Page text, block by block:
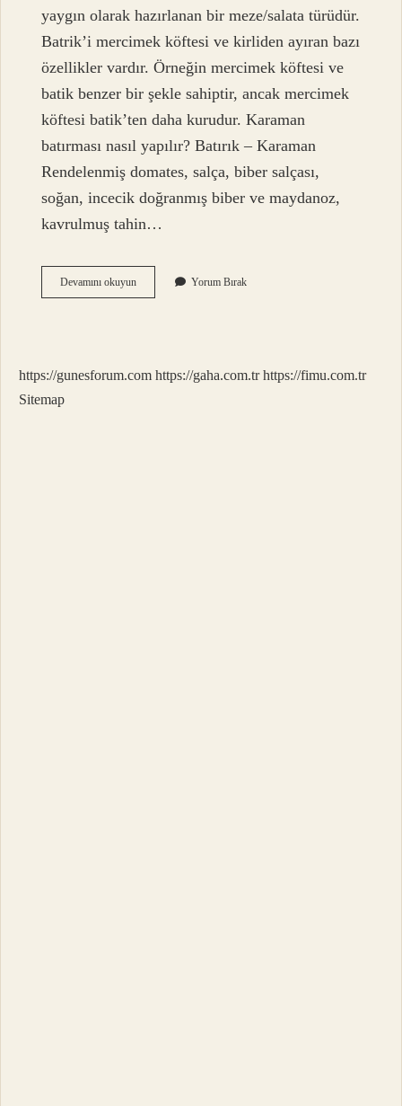
yaygın olarak hazırlanan bir meze/salata türüdür.
Batrik’i mercimek köftesi ve kirliden ayıran bazı
özellikler vardır. Örneğin mercimek köftesi ve
batik benzer bir şekle sahiptir, ancak mercimek
köftesi batik’ten daha kurudur. Karaman
batırması nasıl yapılır? Batırık – Karaman
Rendelenmiş domates, salça, biber salçası,
soğan, incecik doğranmış biber ve maydanoz,
kavrulmuş tahin…
Devamını okuyunBatırma
Hangi
Yorum Bırak
https://gunesforum.com https://gaha.com.tr https://fimu.com.tr
Sitemap